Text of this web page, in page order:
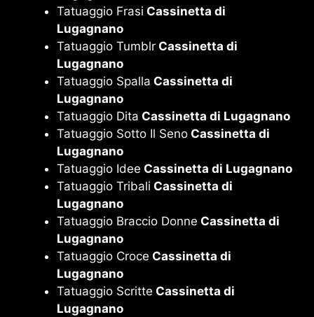
Tatuaggio Frasi Cassinetta di
Lugagnano
Tatuaggio Tumblr Cassinetta di
Lugagnano
Tatuaggio Spalla Cassinetta di
Lugagnano
Tatuaggio Dita Cassinetta di Lugagnano
Tatuaggio Sotto Il Seno Cassinetta di
Lugagnano
Tatuaggio Idee Cassinetta di Lugagnano
Tatuaggio Tribali Cassinetta di
Lugagnano
Tatuaggio Braccio Donne Cassinetta di
Lugagnano
Tatuaggio Croce Cassinetta di
Lugagnano
Tatuaggio Scritte Cassinetta di
Lugagnano